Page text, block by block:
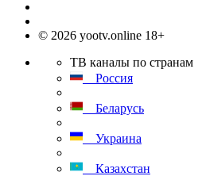
© 2026 yootv.online 18+
ТВ каналы по странам
Россия
Беларусь
Украина
Казахстан